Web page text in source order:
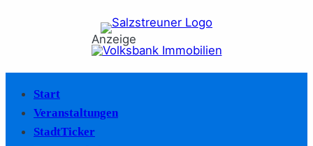
Anzeige
Start
Veranstaltungen
StadtTicker